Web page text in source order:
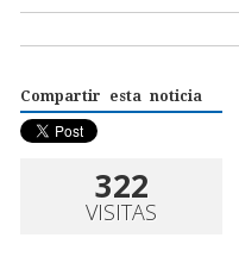
Compartir esta noticia
322
VISITAS